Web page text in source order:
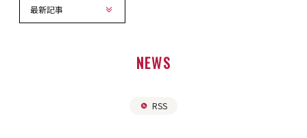
最新記事
NEWS
RSS